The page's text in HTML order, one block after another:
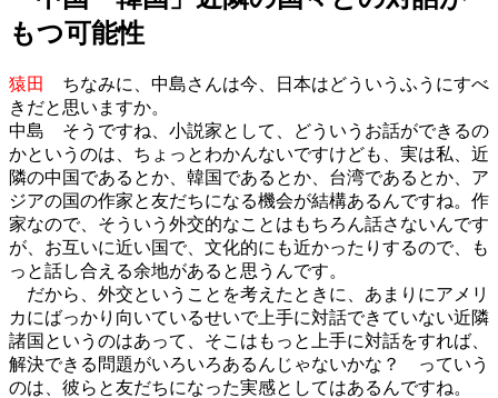
もつ可能性
猿田
ちなみに、中島さんは今、日本はどういうふうにすべ
きだと思いますか。
中島 そうですね、小説家として、どういうお話ができるの
かというのは、ちょっとわかんないですけども、実は私、近
隣の中国であるとか、韓国であるとか、台湾であるとか、ア
ジアの国の作家と友だちになる機会が結構あるんですね。作
家なので、そういう外交的なことはもちろん話さないんです
が、お互いに近い国で、文化的にも近かったりするので、も
っと話し合える余地があると思うんです。
だから、外交ということを考えたときに、あまりにアメリ
カにばっかり向いているせいで上手に対話できていない近隣
諸国というのはあって、そこはもっと上手に対話をすれば、
解決できる問題がいろいろあるんじゃないかな？ っていう
のは、彼らと友だちになった実感としてはあるんですね。